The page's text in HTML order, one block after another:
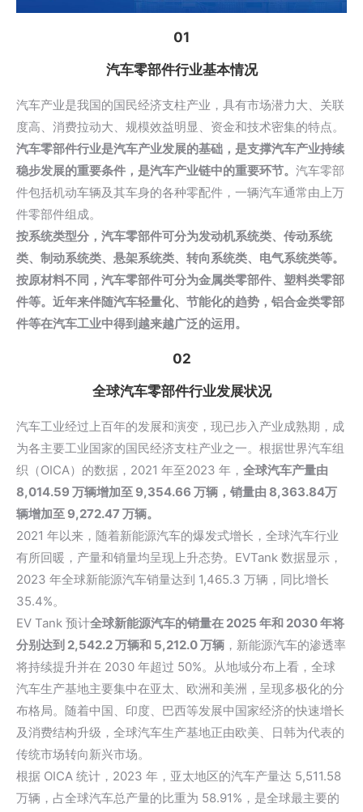
01
汽车零部件行业基本情况
汽车产业是我国的国民经济支柱产业，具有市场潜力大、关联
度高、消费拉动大、规模效益明显、资金和技术密集的特点。
汽车零部件行业是汽车产业发展的基础，是支撑汽车产业持续
稳步发展的重要条件，是汽车产业链中的重要环节。 汽车零部
件包括机动车辆及其车身的各种零配件，一辆汽车通常由上万
件零部件组成。
按系统类型分，汽车零部件可分为发动机系统类、传动系统
类、制动系统类、悬架系统类、转向系统类、电气系统类等。
按原材料不同，汽车零部件可分为金属类零部件、塑料类零部
件等。近年来伴随汽车轻量化、节能化的趋势，铝合金类零部
件等在汽车工业中得到越来越广泛的运用。
02
全球汽车零部件行业发展状况
汽车工业经过上百年的发展和演变，现已步入产业成熟期，成
为各主要工业国家的国民经济支柱产业之一。根据世界汽车组
织（OICA）的数据，2021 年至2023 年， 全球汽车产量由
8,014.59 万辆增加至 9,354.66 万辆，销量由 8,363.84万
辆增加至 9,272.47 万辆。
2021 年以来，随着新能源汽车的爆发式增长，全球汽车行业
有所回暖，产量和销量均呈现上升态势。EVTank 数据显示，
2023 年全球新能源汽车销量达到 1,465.3 万辆，同比增长
35.4%。
EV Tank 预计全球新能源汽车的销量在 2025 年和 2030 年将
分别达到 2,542.2 万辆和 5,212.0 万辆 ，新能源汽车的渗透率
将持续提升并在 2030 年超过 50%。从地域分布上看，全球
汽车生产基地主要集中在亚太、欧洲和美洲，呈现多极化的分
布格局。随着中国、印度、巴西等发展中国家经济的快速增长
及消费结构升级 ，全球汽车生产基地正由欧美、日韩为代表的
传统市场转向新兴市场。
根据 OICA 统计，2023 年，亚太地区的汽车产量达 5,511.58
万辆，占全球汽车总产量的比重为 58.91%，是全球最主要的